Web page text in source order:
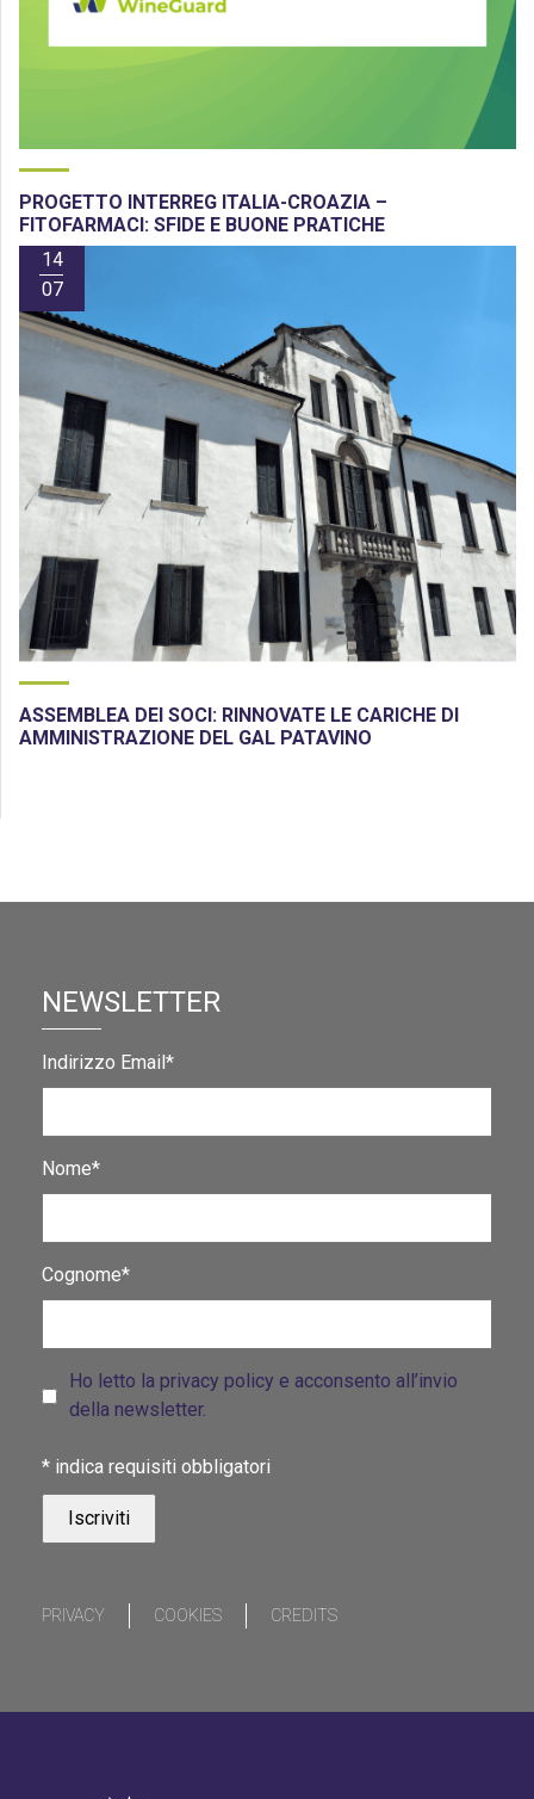
PROGETTO INTERREG ITALIA-CROAZIA –
FITOFARMACI: SFIDE E BUONE PRATICHE
14
07
ASSEMBLEA DEI SOCI: RINNOVATE LE CARICHE DI
AMMINISTRAZIONE DEL GAL PATAVINO
NEWSLETTER
Indirizzo Email*
Nome*
Cognome*
Ho letto la privacy policy e acconsento all’invio
della newsletter.
* indica requisiti obbligatori
PRIVACY COOKIES CREDITS